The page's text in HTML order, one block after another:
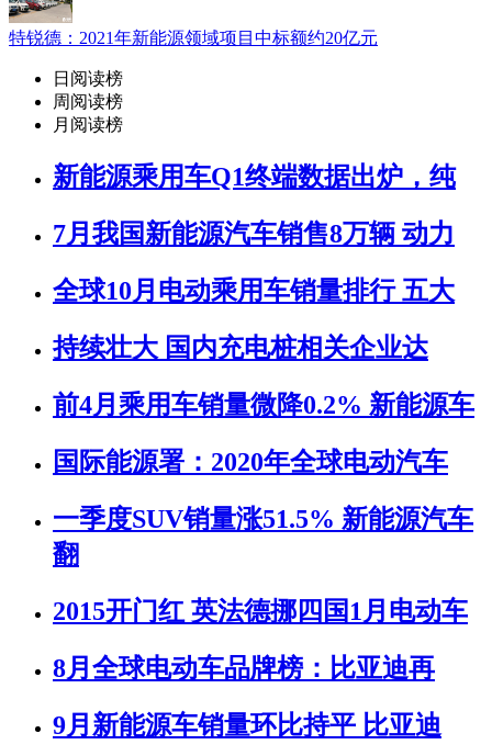
特锐德：2021年新能源领域项目中标额约20亿元
日阅读榜
周阅读榜
月阅读榜
新能源乘用车Q1终端数据出炉，纯
7月我国新能源汽车销售8万辆 动力
全球10月电动乘用车销量排行 五大
持续壮大 国内充电桩相关企业达
前4月乘用车销量微降0.2% 新能源车
国际能源署：2020年全球电动汽车
一季度SUV销量涨51.5% 新能源汽车
翻
2015开门红 英法德挪四国1月电动车
8月全球电动车品牌榜：比亚迪再
9月新能源车销量环比持平 比亚迪